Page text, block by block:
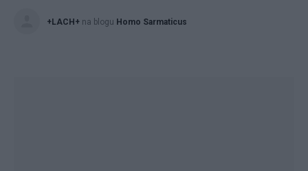
+LACH+ na blogu Homo Sarmaticus